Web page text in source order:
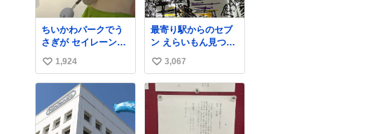
ちいかわパークでう
さぎが セイレーン倒
そうとしてた笑笑
い
い
数
1,924
最寄り駅からのセブ
ン えらいもん見つけ
てしまった これ売っ
てくれへんかな… #
浅井健一 #ポテチ
#ロックの名盤
い
い
ね
数
3,067